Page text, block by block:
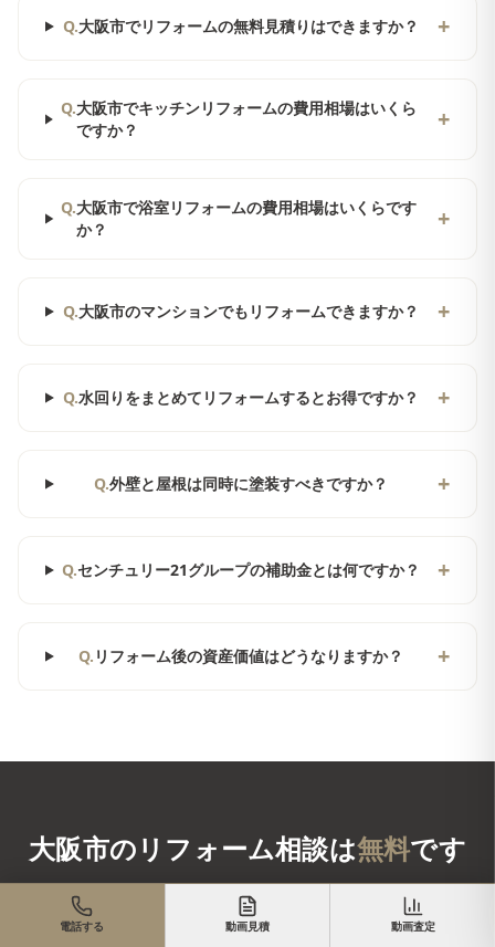
Q.大阪市でリフォームの無料見積りはできますか？ +
Q.大阪市でキッチンリフォームの費用相場はいくら
ですか？
+
Q.大阪市で浴室リフォームの費用相場はいくらです
か？
+
Q.大阪市のマンションでもリフォームできますか？ +
Q.水回りをまとめてリフォームするとお得ですか？ +
Q.外壁と屋根は同時に塗装すべきですか？ +
Q.センチュリー21グループの補助金とは何ですか？ +
Q. リフォーム後の資産価値はどうなりますか？ +
大阪市のリフォーム相談は無料です
現地調査・お見積りも無料。まずはお気軽にお電話・LINE・フォ
ームからお問い合わせください。
電話する 動画見積 動画査定